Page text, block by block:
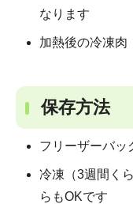
なります
加熱後の冷凍肉
保存方法
フリーザーバッ
冷凍（3週間く
らもOKです